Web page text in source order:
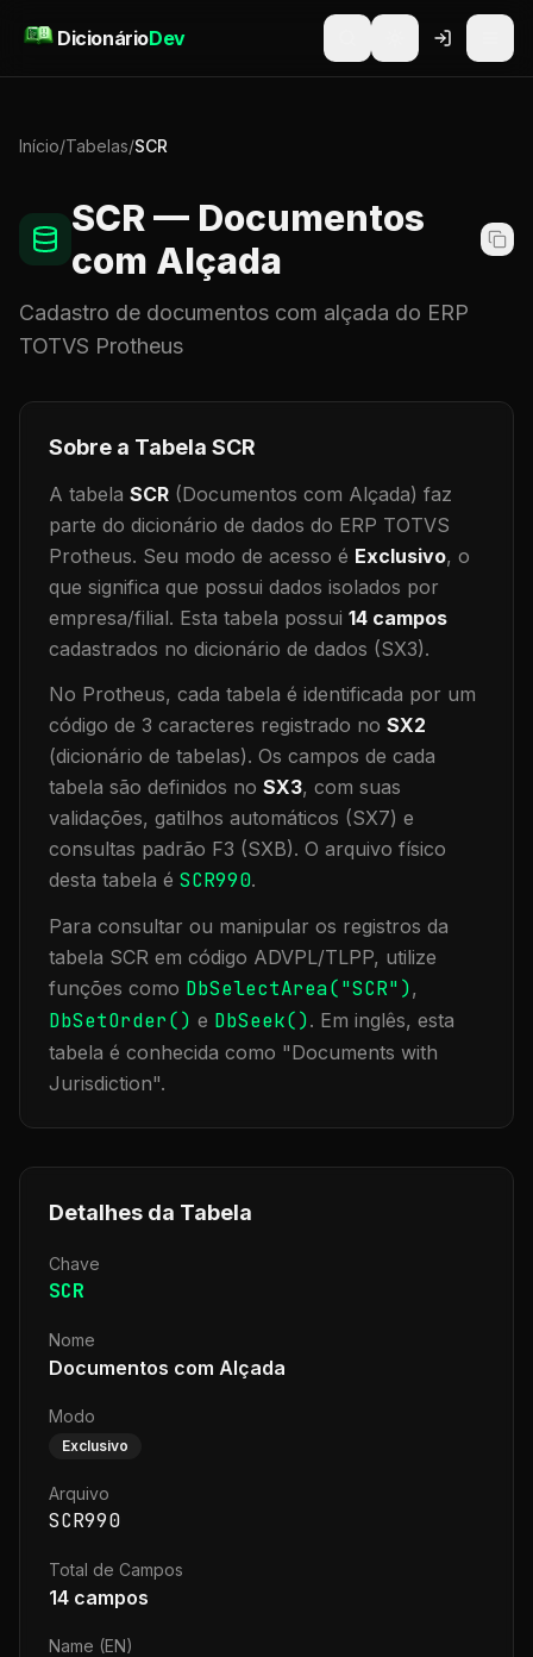
DicionárioDev
Início/Tabelas/SCR
SCR — Documentos
com Alçada
Cadastro de documentos com alçada do ERP
TOTVS Protheus
Sobre a Tabela SCR
A tabela SCR (Documentos com Alçada) faz
parte do dicionário de dados do ERP TOTVS
Protheus. Seu modo de acesso é Exclusivo, o
que significa que possui dados isolados por
empresa/filial. Esta tabela possui 14 campos
cadastrados no dicionário de dados (SX3).
No Protheus, cada tabela é identificada por um
código de 3 caracteres registrado no SX2
(dicionário de tabelas). Os campos de cada
tabela são definidos no SX3, com suas
validações, gatilhos automáticos (SX7) e
consultas padrão F3 (SXB). O arquivo físico
desta tabela é SCR990.
Para consultar ou manipular os registros da
tabela SCR em código ADVPL/TLPP, utilize
funções como DbSelectArea("SCR"),
DbSetOrder() e DbSeek(). Em inglês, esta
tabela é conhecida como "Documents with
Jurisdiction".
Detalhes da Tabela
Chave
SCR
Nome
Documentos com Alçada
Modo
Exclusivo
Arquivo
SCR990
Total de Campos
14 campos
Name (EN)